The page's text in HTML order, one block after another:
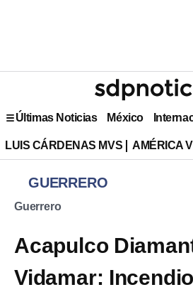
Últimas Noticias México
LUIS CÁRDENAS MVS AMÉRICA
GUERRERO
Guerrero
Acapulco
Vidamar: